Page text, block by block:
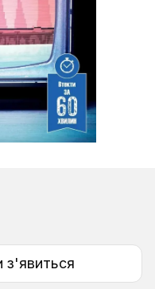
з'явиться